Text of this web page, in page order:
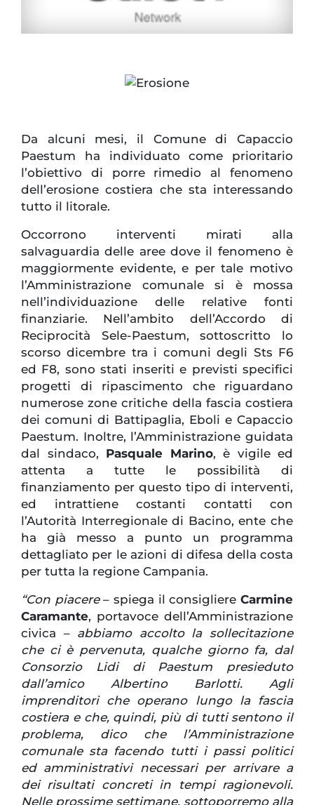
Da alcuni mesi, il Comune di Capaccio
Paestum ha individuato come prioritario
l’obiettivo di porre rimedio al fenomeno
dell’erosione costiera che sta interessando
tutto il litorale.
Occorrono interventi mirati alla
salvaguardia delle aree dove il fenomeno è
maggiormente evidente, e per tale motivo
l’Amministrazione comunale si è mossa
nell’individuazione delle relative fonti
finanziarie. Nell’ambito dell’Accordo di
Reciprocità Sele-Paestum, sottoscritto lo
scorso dicembre tra i comuni degli Sts F6
ed F8, sono stati inseriti e previsti specifici
progetti di ripascimento che riguardano
numerose zone critiche della fascia costiera
dei comuni di Battipaglia, Eboli e Capaccio
Paestum. Inoltre, l’Amministrazione guidata
dal sindaco, Pasquale Marino, è vigile ed
attenta a tutte le possibilità di
finanziamento per questo tipo di interventi,
ed intrattiene costanti contatti con
l’Autorità Interregionale di Bacino, ente che
ha già messo a punto un programma
dettagliato per le azioni di difesa della costa
per tutta la regione Campania.
“Con piacere– spiega il consigliereCarmine
Caramante, portavoce dell’Amministrazione
civica – abbiamo accolto la sollecitazione
che ci è pervenuta, qualche giorno fa, dal
Consorzio Lidi di Paestum presieduto
dall’amico Albertino Barlotti. Agli
imprenditori che operano lungo la fascia
costiera e che, quindi, più di tutti sentono il
problema, dico che l’Amministrazione
comunale sta facendo tutti i passi politici
ed amministrativi necessari per arrivare a
dei risultati concreti in tempi ragionevoli.
Nelle prossime settimane, sottoporremo alla